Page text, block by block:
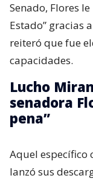
Senado, Flores
Estado” gracias
reiteró que fue
capacidades.
Lucho
senadora
pena”
Aquel
lanzó sus